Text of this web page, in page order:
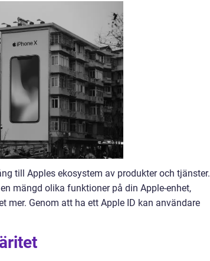
till Apples ekosystem av produkter och tjänster.
mängd olika funktioner på din Apple-enhet,
mer. Genom att ha ett Apple ID kan användare